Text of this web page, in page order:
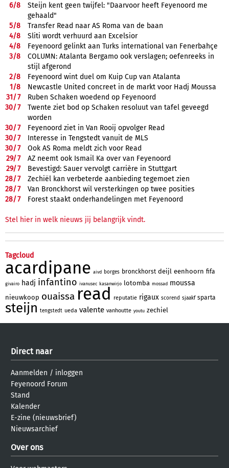
6/8
Steijn kent geen twijfel: "Daarvoor heeft Feyenoord me
gehaald"
5/8
Transfer Read naar AS Roma van de baan
4/8
Sliti wordt verhuurd aan Excelsior
4/8
Feyenoord gelinkt aan Turks international van Fenerbahçe
3/8
COLUMN: Atalanta Bergamo ook verslagen; oefenreeks in
stijl afgerond
2/8
Feyenoord wint duel om Kuip Cup van Atalanta
1/8
Newcastle United concreet in de markt voor Hadj Moussa
31/7
Ruben Schaken woedend op Feyenoord
30/7
Twente ziet bod op Schaken resoluut van tafel geveegd
worden
30/7
Feyenoord ziet in Van Rooij opvolger Read
30/7
Interesse in Tengstedt vanuit de MLS
30/7
Ook AS Roma meldt zich voor Read
29/7
AZ neemt ook Ismail Ka over van Feyenoord
29/7
Bevestigd: Sauer vervolgt carrière in Stuttgart
28/7
Zechiël kan verbeterde aanbieding tegemoet zien
28/7
Van Bronckhorst wil versterkingen op twee posities
28/7 Forest staakt onderhandelingen met Feyenoord
Stel hier in welk nieuws jij belangrijk vindt.
Tagcloud
acardipane aivd borges bronckhorst deijl eenhoorn fifa
givairo hadj infantino ivanusec kasanwirjo lotomba mossad moussa
nieuwkoop ouaissa read reputatie rigaux scorend sjaakf sparta
steijn tengstedt ueda valente vanhoutte youtu zechiel
Direct naar
Aanmelden / inloggen
Feyenoord Forum
Stand
Kalender
E-zine (nieuwsbrief)
Nieuwsarchief
Over ons